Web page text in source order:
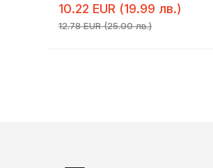
10.22 EUR (19.99 лв.)
12.78 EUR (25.00 лв.)